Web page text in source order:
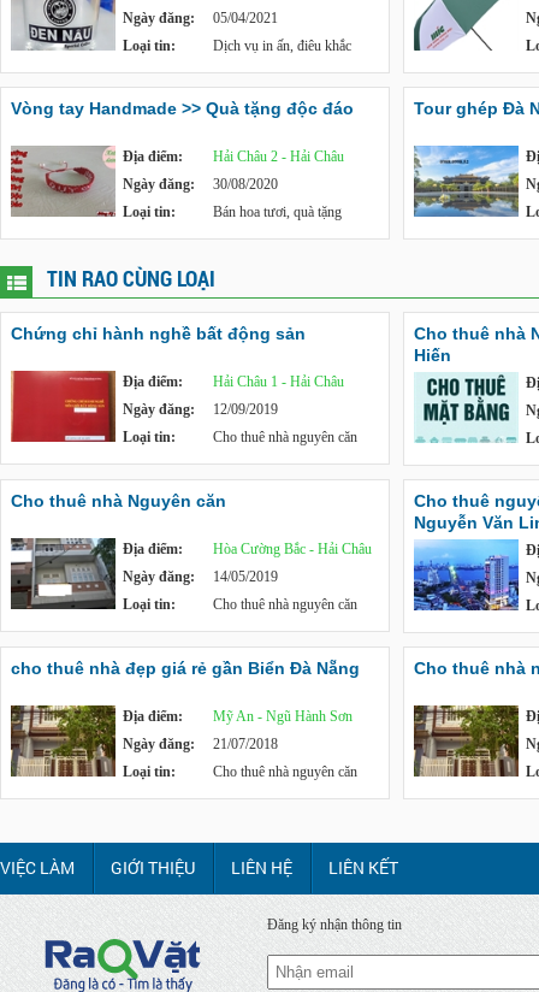
Ngày đăng:
05/04/2021
Loại tin:
Dịch vụ in ấn, điêu khắc
Vòng tay Handmade >> Quà tặng độc đáo
Địa điểm:
Hải Châu 2 - Hải Châu
Ngày đăng:
30/08/2020
Loại tin:
Bán hoa tươi, quà tặng
Tour ghép Đà
TIN RAO CÙNG LOẠI
Chứng chỉ hành nghề bất động sản
Địa điểm:
Hải Châu 1 - Hải Châu
Ngày đăng:
12/09/2019
Loại tin:
Cho thuê nhà nguyên căn
Cho thuê nhà
Hiến
Cho thuê nhà Nguyên căn
Địa điểm:
Hòa Cường Bắc - Hải Châu
Ngày đăng:
14/05/2019
Loại tin:
Cho thuê nhà nguyên căn
Cho thuê
Nguyễn Văn
cho thuê nhà đẹp giá rẻ gần Biển Đà Nẵng
Địa điểm:
Mỹ An - Ngũ Hành Sơn
Ngày đăng:
21/07/2018
Loại tin:
Cho thuê nhà nguyên căn
Cho thuê nhà
VIỆC LÀM GIỚI THIỆU LIÊN HỆ LIÊN KẾT
Đăng ký nhận thông tin